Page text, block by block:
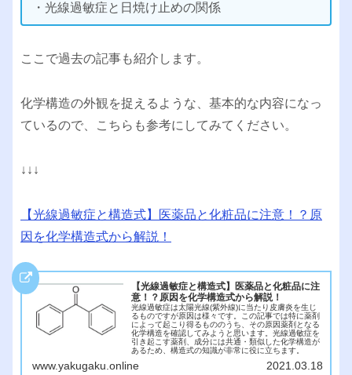
・光線過敏症と日焼け止めの関係
ここで過去の記事も紹介します。
化学構造の外観を捉えるような、基本的な内容になっ
ているので、こちらも参考にしてみてください。
↓↓↓
【光線過敏症と構造式】医薬品と化粧品に注意！？原
因を化学構造式から解説！
【光線過敏症と構造式】医薬品と化粧品に注
意！？原因を化学構造式から解説！
光線過敏症は太陽光線(紫外線)に当たり皮膚炎を生じ
るものですが原因は様々です。この記事では特に薬剤
によって起こり得るもののうち、その原因薬剤となる
化学構造を確認してみようと思います。光線過敏症を
引き起こす薬剤、成分には共通・類似した化学構造が
あるため、構造式の知識が非常に役に立ちます。
www.yakugaku.online 2021.03.18